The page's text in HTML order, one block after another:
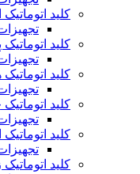
کلید
کلید
کلید
کلید
کلید اتوماتیک
کلید